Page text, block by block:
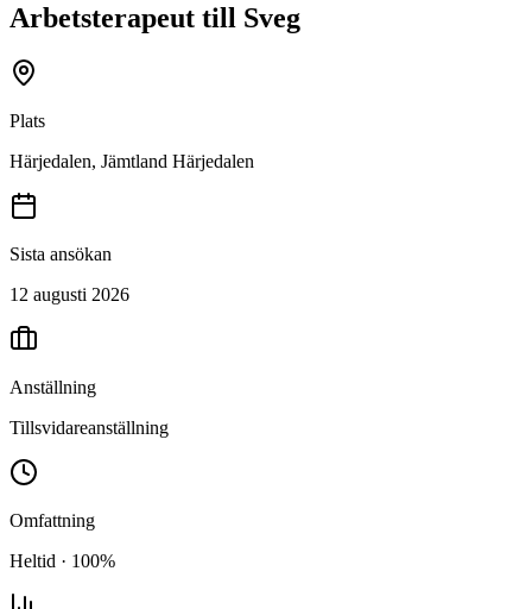
Arbetsterapeut till Sveg
Plats
Härjedalen, Jämtland Härjedalen
Sista ansökan
12 augusti 2026
Anställning
Tillsvidareanställning
Omfattning
Heltid · 100%